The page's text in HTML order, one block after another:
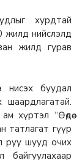
хурдтай
жилд нийслэлд
жилд гурав
нисэх буудал
хүртэл “Өөдөө
татлагат гүүр
руу шууд очих
байгуулахаар